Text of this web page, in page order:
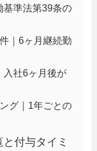
基準法第39条の
｜6ヶ月継続勤
入社6ヶ月後が
グ｜1年ごとの
付与タイミ